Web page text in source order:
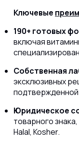
Ключевые
190+ готовых
включая
Собственная
эксклюзивных
Юридическое
товарного
Halal, Kosher.